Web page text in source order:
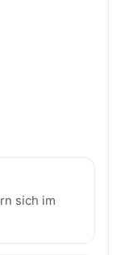
sich im